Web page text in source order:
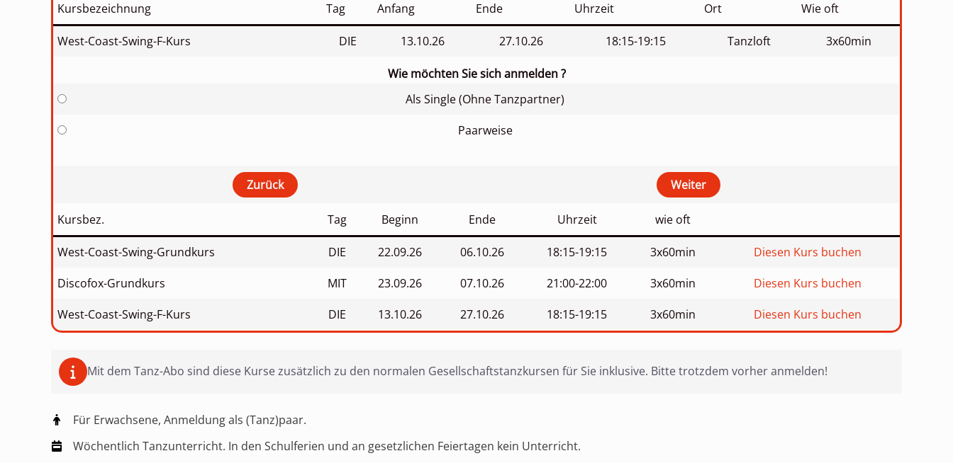
Kursbezeichnung Tag Anfang Ende Uhrzeit Ort Wie oft
West-Coast-Swing-F-Kurs DIE 13.10.26 27.10.26 18:15-19:15 Tanzloft 3x60min
Wie möchten Sie sich anmelden ?
Als Single (Ohne Tanzpartner)
Paarweise
Kursbez. Tag Beginn Ende Uhrzeit wie oft
West-Coast-Swing-Grundkurs DIE 22.09.26 06.10.26 18:15-19:15 3x60min
Diesen Kurs buchen
Discofox-Grundkurs
MIT 23.09.26 07.10.26 21:00-22:00 3x60min
Diesen Kurs buchen
West-Coast-Swing-F-Kurs
DIE 13.10.26 27.10.26 18:15-19:15 3x60min Diesen Kurs buchen
Mit dem Tanz-Abo sind diese Kurse zusätzlich zu den normalen Gesellschaftstanzkursen für Sie inklusive. Bitte trotzdem vorher anmelden!
Für Erwachsene, Anmeldung als (Tanz)paar.
Wöchentlich Tanzunterricht. In den Schulferien und an gesetzlichen Feiertagen kein Unterricht.